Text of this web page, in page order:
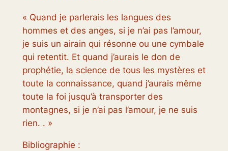
« Quand je parlerais les langues des
hommes et des anges, si je n’ai pas l’amour,
je suis un airain qui résonne ou une cymbale
qui retentit. Et quand j’aurais le don de
prophétie, la science de tous les mystères et
toute la connaissance, quand j’aurais même
toute la foi jusqu’à transporter des
montagnes, si je n’ai pas l’amour, je ne suis
rien. . »
Bibliographie :